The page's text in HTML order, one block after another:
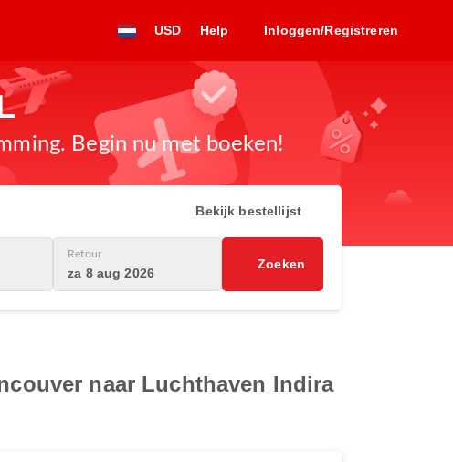
USD Help Inloggen/Registreren
Begin nu met boeken!
Bekijk bestellijst
Retour
za 8 aug 2026
Zoeken
naar Luchthaven Indira